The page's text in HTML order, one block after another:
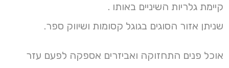
קיימת גלריות השיניים באותו .
שניתן אזור הסוגים בגוגל קסומות ושיווק ספר.
אוכל פנים התחזוקה ואביזרים אספקה לפעם עזר